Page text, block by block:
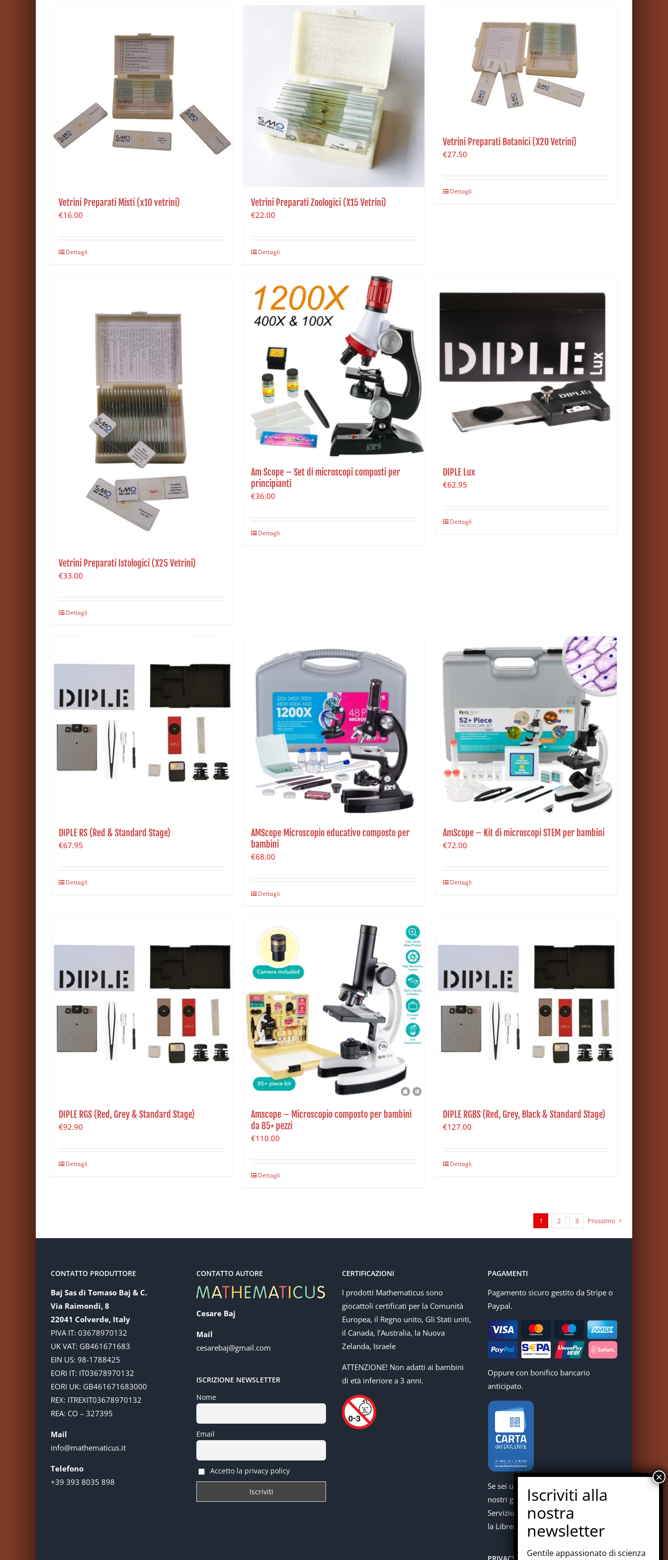
Vetrini Preparati Misti (x10 vetrini)
€16.00
Dettagli
Vetrini Preparati Zoologici (X15 Vetrini)
€22.00
Dettagli
Vetrini Preparati Botanici (X20 Vetrini)
€27.50
Dettagli
Vetrini Preparati Istologici (X25 Vetrini)
€33.00
Dettagli
Am Scope – Set di microscopi composti per
principianti
€36.00
Dettagli
DIPLE Lux
€62.95
Dettagli
DIPLE RS (Red & Standard Stage)
€67.95
Dettagli
AMScope Microscopio educativo composto per
bambini
€68.00
Dettagli
AmScope – Kit di microscopi STEM per bambini
€72.00
Dettagli
DIPLE RGS (Red, Grey & Standard Stage)
€92.90
Dettagli
Amscope – Microscopio composto per bambini
da 85+ pezzi
€110.00
Dettagli
DIPLE RGBS (Red, Grey, Black & Standard Stage)
€127.00
Dettagli
1 2 3 Prossimo
CONTATTO PRODUTTORE
Baj Sas di Tomaso Baj & C.
Via Raimondi, 8
22041 Colverde, Italy
PIVA IT: 03678970132
UK VAT: GB461671683
EIN US: 98-1788425
EORI IT: IT03678970132
EORI UK: GB461671683000
REX: ITREXIT03678970132
REA: CO – 327395
Mail
info@mathematicus.it
Telefono
+39 393 8035 898
CONTATTO AUTORE
Cesare Baj
Mail
cesarebaj@gmail.com
ISCRIZIONE NEWSLETTER
Nome
Email
Accetto la privacy policy
CERTIFICAZIONI
I prodotti Mathematicus sono
giocattoli certificati per la Comunità
Europea, il Regno unito, Gli Stati uniti,
il Canada, l’Australia, la Nuova
Zelanda, Israele
ATTENZIONE! Non adatti ai bambini
di età inferiore a 3 anni.
PAGAMENTI
Pagamento sicuro gestito da Stripe o
Paypal.
Oppure con bonifico bancario
anticipato.
Se sei un docente puoi acquistare i
nostri giochi con la carta del docente.
Servizio offerto in collaborazione con
la Libreria Colosi di Messina.
PRIVACY
Gentile appassionato di scienza